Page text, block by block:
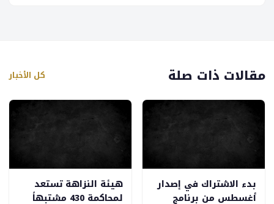
مقالات ذات صلة كل الأخبار
بدء الاشتراك في إصدار
أغسطس من برنامج
هيئة النزاهة تستعد
لمحاكمة 430 مشتبهاً